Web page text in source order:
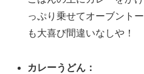
っぷり乗せてオーブント
も大喜び間違いなしや！
カレーうどん：